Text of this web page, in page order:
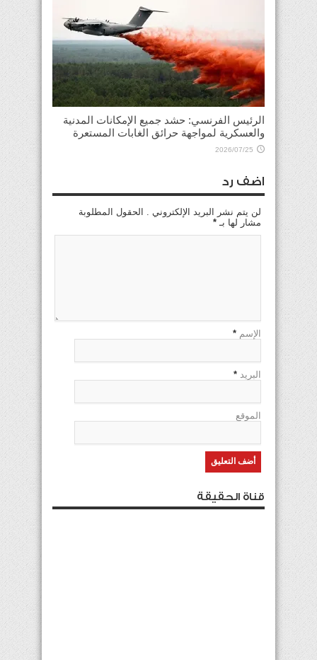
الرئيس الفرنسي: حشد جميع الإمكانات المدنية
والعسكرية لمواجهة حرائق الغابات المستعرة
2026/07/25
اضف رد
لن يتم نشر البريد الإلكتروني . الحقول المطلوبة
مشار لها بـ *
الإسم *
البريد *
الموقع
قناة الحقيقة